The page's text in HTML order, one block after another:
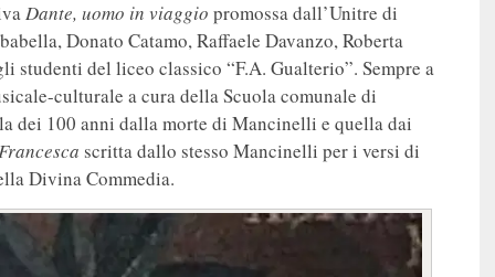
Dante, uomo in viaggio promossa dall’Unitre di
Donato Catamo, Raffaele Davanzo, Roberta
studenti del liceo classico “F.A. Gualterio”. Sempre a
culturale a cura della Scuola comunale di
dei 100 anni dalla morte di Mancinelli e quella dai
scritta dallo stesso Mancinelli per i versi di
Divina Commedia.